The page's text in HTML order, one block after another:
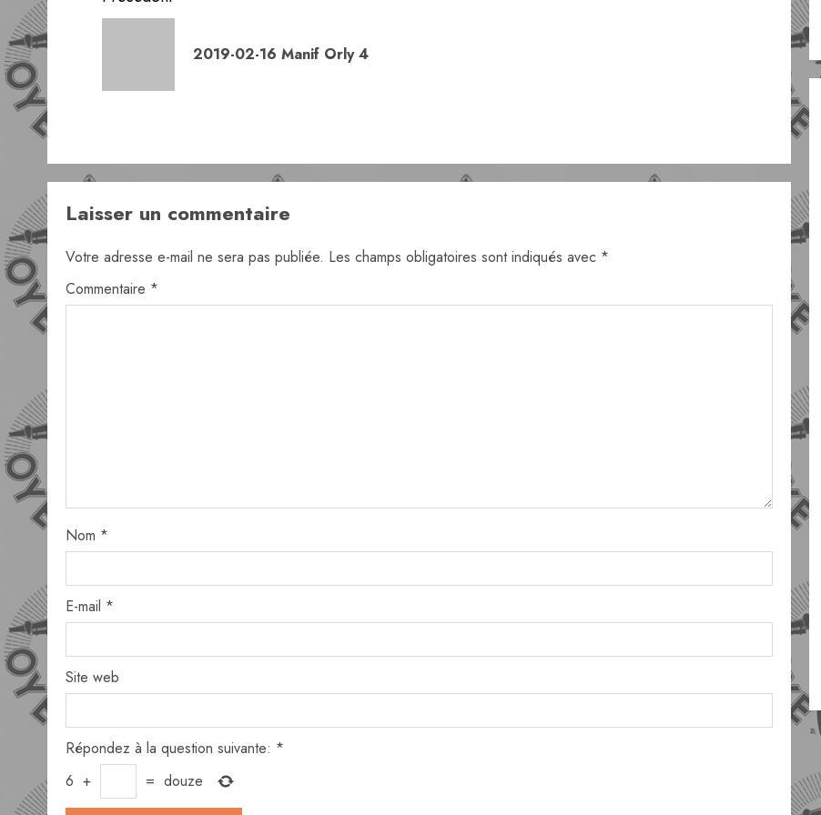
d’article
2019-02-16 Manif Orly 4
Laisser un commentaire
Votre adresse e-mail ne sera pas publiée. Les champs obligatoires sont indiqués avec *
Commentaire *
Nom *
E-mail *
Site web
Répondez à la question suivante: *
6 + = douze